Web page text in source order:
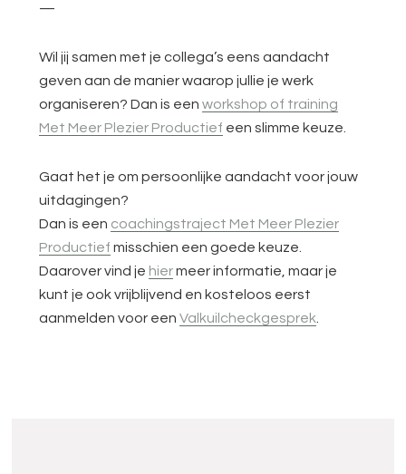
—
Wil jij samen met je collega’s eens aandacht
geven aan de manier waarop jullie je werk
organiseren? Dan is eenworkshop of training
Met Meer Plezier Productief een slimme keuze.
Gaat het je om persoonlijke aandacht voor jouw
uitdagingen?
Dan is een coachingstraject Met Meer Plezier
Productief misschien een goede keuze.
Daarover vind je hiermeer informatie, maar je
kunt je ook vrijblijvend en kosteloos eerst
aanmelden voor eenValkuilcheckgesprek.